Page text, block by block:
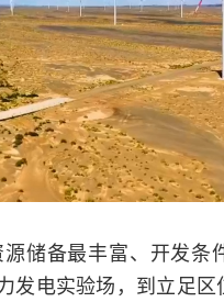
储备最丰富、开发条
发电实验场，到立足